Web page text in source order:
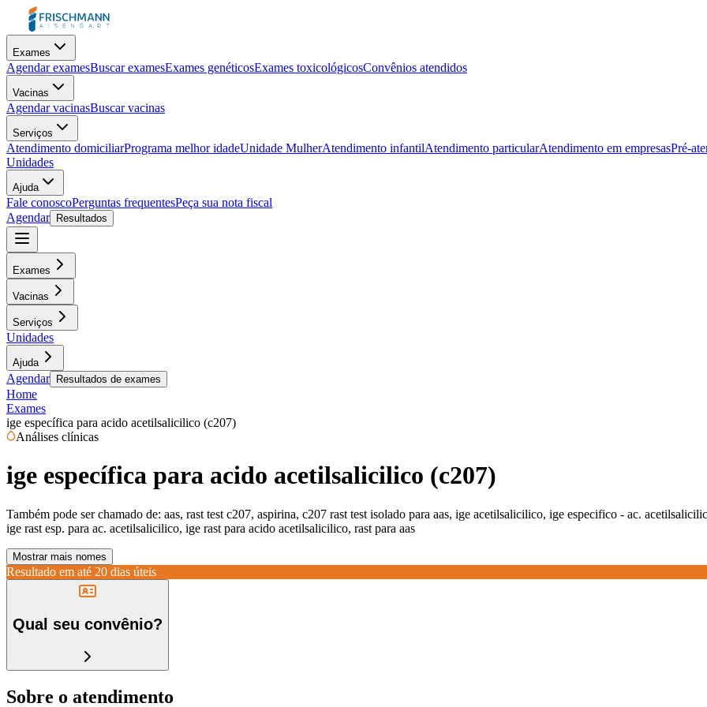
Exames
Agendar examesBuscar examesExames genéticosExames toxicológicosConvênios atendidos
Vacinas
Agendar vacinasBuscar vacinas
Serviços
Atendimento domiciliarPrograma melhor idadeUnidade MulherAtendimento infantilAtendimento particularAtendimento em empresasPré-
Unidades
Ajuda
Fale conoscoPerguntas frequentesPeça sua nota fiscal
Agendar
Resultados
Exames
Vacinas
Serviços
Unidades
Ajuda
Agendar Resultados de exames
Home
Exames
ige específica para acido acetilsalicilico (c207)
Análises clínicas
ige específica para acido acetilsalicilico (c207)
Também pode ser chamado de: aas, rast test c207, aspirina, c207 rast test isolado para aas, ige acetilsalicilico, ige especifico - ac.
ige rast esp. para ac. acetilsalicilico, ige rast para acido acetilsalicilico, rast para aas
Mostrar mais nomes
Resultado em até 20 dias úteis
Qual seu convênio?
Sobre o atendimento